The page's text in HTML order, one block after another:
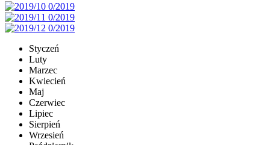
Styczeń
Luty
Marzec
Kwiecień
Maj
Czerwiec
Lipiec
Sierpień
Wrzesień